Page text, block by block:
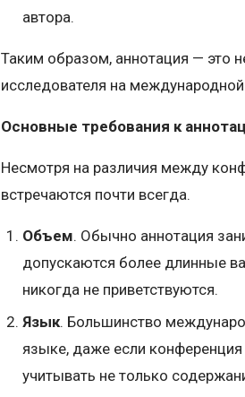
автора.
Таким образом, аннотация — это
исследователя на международной
Основные требования к
Несмотря на различия между
встречаются почти всегда.
Объем. Обычно аннотация
допускаются более длинные
никогда не приветствуются.
Язык. Большинство
языке, даже если
учитывать не только